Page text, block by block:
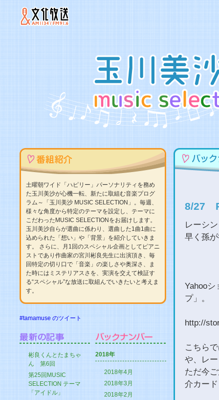
土曜朝ワイド「ハピリー」パーソナリティを務め
た玉川美沙が心機一転、新たに取組む音楽プログ
ラム～「玉川美沙 MUSIC SELECTION」。毎週、
様々な角度から特定のテーマを設定し、テーマに
こだわったMUSIC SELECTIONをお届けします。
玉川美沙自らが選曲に係わり、選曲した1曲1曲に
込められた「想い」や「背景」を紹介していきま
す。 さらに、月1回のスペシャル企画としてピアニ
ストであり作曲家の宮川彬良先生に出演頂き、毎
回特定の切り口で「音楽」の楽しさや奥深さ、ま
た時にはミステリアスさを、実演を交えて検証す
る“スペシャル”な放送に取組んでいきたいと考えま
す。
#tamamuse のツイート
彬良くんとたまちゃ
ん 第6回
第25回MUSIC
SELECTION テーマ
「アイドル」
2018年
2018年4月
2018年3月
2018年2月
8/27
レーシ
早く孫
Yahoo
プ」。
http://
こちら
や、レ
ただ今
介カー